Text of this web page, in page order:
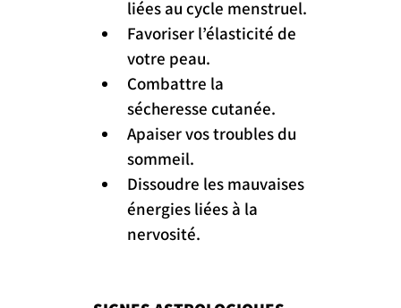
liées au cycle menstruel.
Favoriser l’élasticité de
votre peau.
Combattre la
sécheresse cutanée.
Apaiser vos troubles du
sommeil.
Dissoudre les mauvaises
énergies liées à la
nervosité.